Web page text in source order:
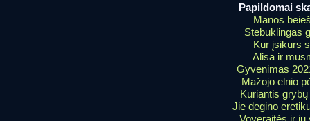
Papildomai
Manos
Stebuklingas
Kur įsikurs
Alisa ir
Gyvenimas
Mažojo elnio
Kuriantis
Jie degino
Voveraitės ir jų